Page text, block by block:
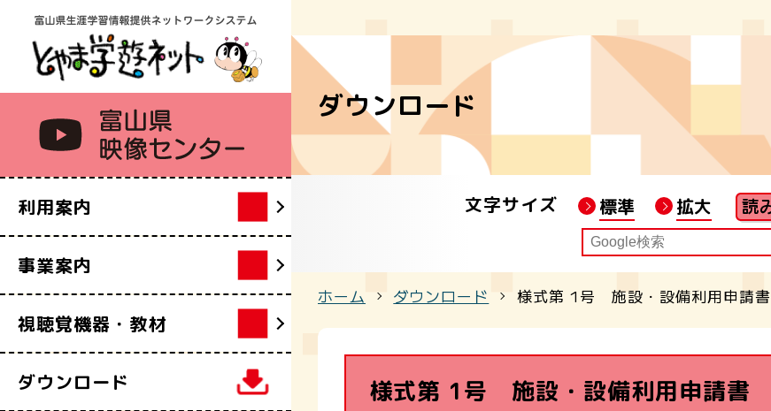
利用案内
利用案内
事業案内
ようこそ映像センターへ
映像をつくる
ハイビジョン学習室でまなぶ
映像制作講座を受講する
視聴覚機器・教材
視聴覚機器をさがす・かりる
視聴覚教材をさがす・かりる
特設コーナー・お薦め作品
ダウンロード
とやまデジタル映像ライブラリー
富山県映像センターYouTube
ダウンロード
文字サイズ 標準 拡大
ホーム ダウンロード 様式第 1号 施設・設備利用申請書
様式第 1号 施設・設備利用申請書